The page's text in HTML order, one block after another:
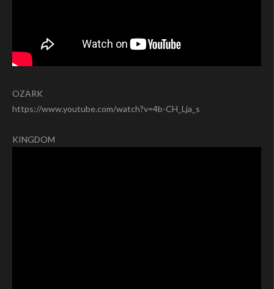
OZARK
https://www.youtube.com/watch?v=4b-CH_Lja_s
KINGDOM